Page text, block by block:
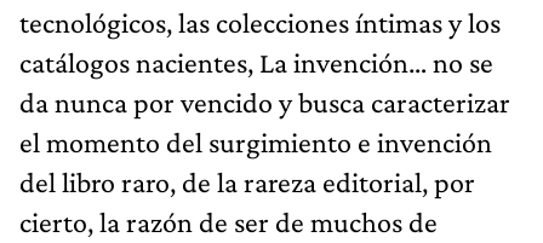
tecnológicos, las colecciones íntimas y los
catálogos nacientes, La invención… no se
da nunca por vencido y busca caracterizar
el momento del surgimiento e invención
del libro raro, de la rareza editorial, por
cierto, la razón de ser de muchos de